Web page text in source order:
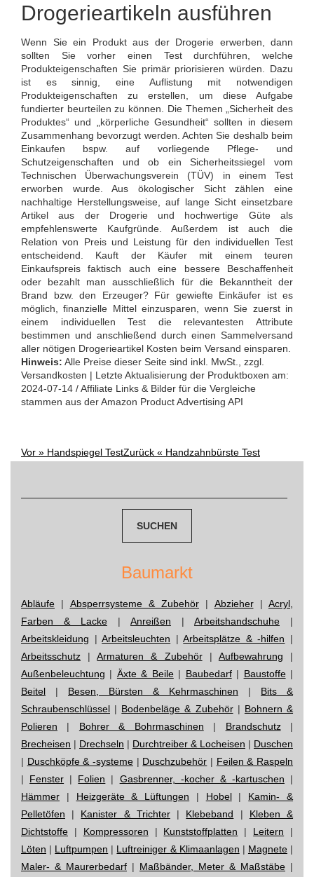
Drogerieartikeln ausführen
Wenn Sie ein Produkt aus der Drogerie erwerben, dann
sollten Sie vorher einen Test durchführen, welche
Produkteigenschaften Sie primär priorisieren würden. Dazu
ist es sinnig, eine Auflistung mit notwendigen
Produkteigenschaften zu erstellen, um diese Aufgabe
fundierter beurteilen zu können. Die Themen „Sicherheit des
Produktes“ und „körperliche Gesundheit“ sollten in diesem
Zusammenhang bevorzugt werden. Achten Sie deshalb beim
Einkaufen bspw. auf vorliegende Pflege- und
Schutzeigenschaften und ob ein Sicherheitssiegel vom
Technischen Überwachungsverein (TÜV) in einem Test
erworben wurde. Aus ökologischer Sicht zählen eine
nachhaltige Herstellungsweise, auf lange Sicht einsetzbare
Artikel aus der Drogerie und hochwertige Güte als
empfehlenswerte Kaufgründe. Außerdem ist auch die
Relation von Preis und Leistung für den individuellen Test
entscheidend. Kauft der Käufer mit einem teuren
Einkaufspreis faktisch auch eine bessere Beschaffenheit
oder bezahlt man ausschließlich für die Bekanntheit der
Brand bzw. den Erzeuger? Für gewiefte Einkäufer ist es
möglich, finanzielle Mittel einzusparen, wenn Sie zuerst in
einem individuellen Test die relevantesten Attribute
bestimmen und anschließend durch einen Sammelversand
aller nötigen Drogerieartikel Kosten beim Versand einsparen.
Hinweis: Alle Preise dieser Seite sind inkl. MwSt., zzgl.
Versandkosten | Letzte Aktualisierung der Produktboxen am:
2024-07-14 / Affiliate Links & Bilder für die Vergleiche
stammen aus der Amazon Product Advertising API
navigation
Vor » Handspiegel TestZurück « Handzahnbürste Test
Baumarkt
Abläufe | Absperrsysteme & Zubehör | Abzieher| Acryl,
Farben & Lacke | Anreißen | Arbeitshandschuhe |
Arbeitskleidung |Arbeitsleuchten |Arbeitsplätze & -hilfen |
Arbeitsschutz |Armaturen & Zubehör| Aufbewahrung |
Außenbeleuchtung | Äxte & Beile| Baubedarf| Baustoffe|
Beitel | Besen, Bürsten & Kehrmaschinen | Bits &
Schraubenschlüssel | Bodenbeläge & Zubehör| Bohnern &
Polieren | Bohrer & Bohrmaschinen | Brandschutz|
Brecheisen | Drechseln | Durchtreiber & Locheisen | Duschen
| Duschköpfe & -systeme | Duschzubehör | Feilen & Raspeln
| Fenster | Folien | Gasbrenner, -kocher & -kartuschen |
Hämmer | Heizgeräte & Lüftungen | Hobel| Kamin- &
Pelletöfen | Kanister & Trichter| Klebeband | Kleben &
Dichtstoffe | Kompressoren | Kunststoffplatten | Leitern |
Löten | Luftpumpen | Luftreiniger & Klimaanlagen | Magnete|
Maler- & Maurerbedarf | Maßbänder, Meter & Maßstäbe |